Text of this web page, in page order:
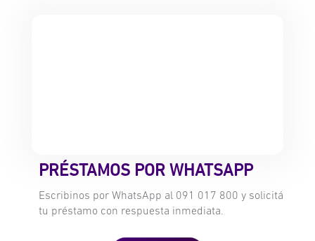
PRÉSTAMOS POR WHATSAPP
Escribinos por WhatsApp al 091 017 800 y solicitá
tu préstamo con respuesta inmediata.